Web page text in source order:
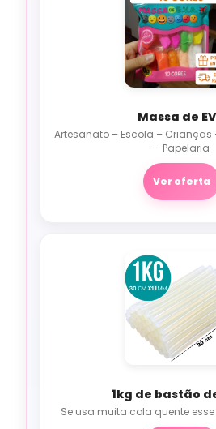
Massa de
Artesanato – Escola – Crianças
– Papelaria
Ver oferta
1kg de bastão
Se usa muita cola quente